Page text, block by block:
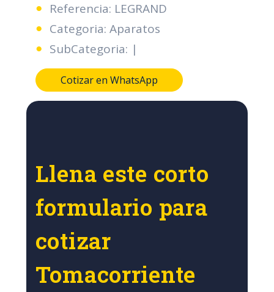
Referencia: LEGRAND
Categoria: Aparatos
SubCategoria: |
Cotizar en WhatsApp
Llena este corto
formulario para
cotizar
Tomacorriente